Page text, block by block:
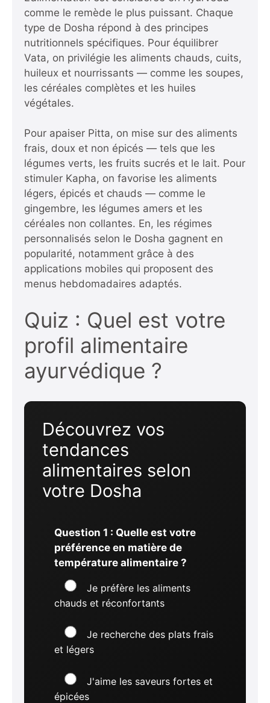
comme le remède le plus puissant. Chaque
type de Dosha répond à des principes
nutritionnels spécifiques. Pour équilibrer
Vata, on privilégie les aliments chauds, cuits,
huileux et nourrissants — comme les soupes,
les céréales complètes et les huiles
végétales.
Pour apaiser Pitta, on mise sur des aliments
frais, doux et non épicés — tels que les
légumes verts, les fruits sucrés et le lait. Pour
stimuler Kapha, on favorise les aliments
légers, épicés et chauds — comme le
gingembre, les légumes amers et les
céréales non collantes. En, les régimes
personnalisés selon le Dosha gagnent en
popularité, notamment grâce à des
applications mobiles qui proposent des
menus hebdomadaires adaptés.
Quiz : Quel est votre
profil alimentaire
ayurvédique ?
Découvrez vos
tendances
alimentaires selon
votre Dosha
Question 1 : Quelle est votre
préférence en matière de
température alimentaire ?
Je préfère les aliments
chauds et réconfortants
Je recherche des plats frais
et légers
J'aime les saveurs fortes et
épicées